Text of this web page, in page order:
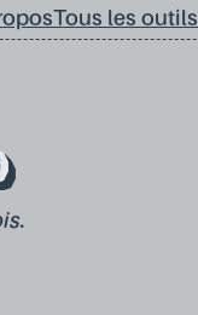
Tous les outils